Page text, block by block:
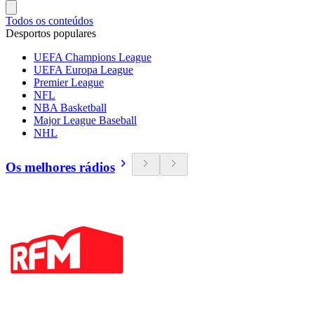
Todos os conteúdos
Desportos populares
UEFA Champions League
UEFA Europa League
Premier League
NFL
NBA Basketball
Major League Baseball
NHL
Os melhores rádios